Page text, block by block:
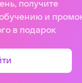
получите
и
в подарок